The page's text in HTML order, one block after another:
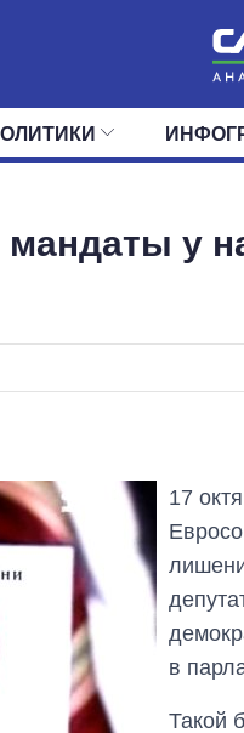
ПОЛИТИКА
ДЕПУТАТЫ
у
17
в
Такой